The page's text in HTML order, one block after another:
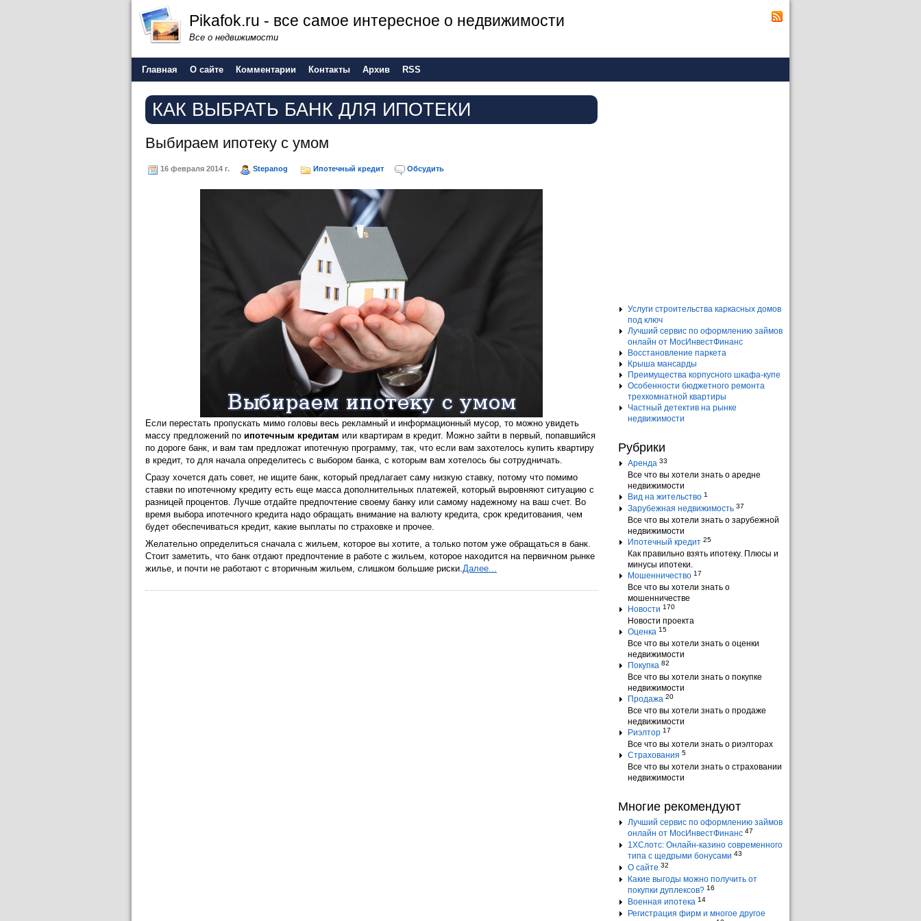
Pikafok.ru - все самое интересное о недвижимости
Все о недвижимости
Главная О сайте Комментарии Контакты Архив RSS
КАК ВЫБРАТЬ БАНК ДЛЯ ИПОТЕКИ
Выбираем ипотеку с умом
16 февраля 2014 г. Stepanog Ипотечный кредит Обсудить
Если перестать пропускать мимо головы весь рекламный и информационный мусор, то можно увидеть
массу предложений по ипотечным кредитам или квартирам в кредит. Можно зайти в первый, попавшийся
по дороге банк, и вам там предложат ипотечную программу, так, что если вам захотелось купить квартиру
в кредит, то для начала определитесь с выбором банка, с которым вам хотелось бы сотрудничать.
Сразу хочется дать совет, не ищите банк, который предлагает саму низкую ставку, потому что помимо
ставки по ипотечному кредиту есть еще масса дополнительных платежей, который выровняют ситуацию с
разницей процентов. Лучше отдайте предпочтение своему банку или самому надежному на ваш счет. Во
время выбора ипотечного кредита надо обращать внимание на валюту кредита, срок кредитования, чем
будет обеспечиваться кредит, какие выплаты по страховке и прочее.
Желательно определиться сначала с жильем, которое вы хотите, а только потом уже обращаться в банк.
Стоит заметить, что банк отдают предпочтение в работе с жильем, которое находится на первичном рынке
жилье, и почти не работают с вторичным жильем, слишком большие риски.Далее...
Услуги строительства каркасных домов
под ключ
Лучший сервис по оформлению займов
онлайн от МосИнвестФинанс
Восстановление паркета
Крыша мансарды
Преимущества корпусного шкафа-купе
Особенности бюджетного ремонта
трехкомнатной квартиры
Частный детектив на рынке
недвижимости
Рубрики
Аренда 33
Все что вы хотели знать о аредне
недвижимости
Вид на жительство 1
Зарубежная недвижимость 37
Все что вы хотели знать о зарубежной
недвижимости
Ипотечный кредит 25
Как правильно взять ипотеку. Плюсы и
минусы ипотеки.
Мошенничество 17
Все что вы хотели знать о
мошенничестве
Новости 170
Новости проекта
Оценка 15
Все что вы хотели знать о оценки
недвижимости
Покупка 82
Все что вы хотели знать о покупке
недвижимости
Продажа 20
Все что вы хотели знать о продаже
недвижимости
Риэлтор 17
Все что вы хотели знать о риэлторах
Страхования 5
Все что вы хотели знать о страховании
недвижимости
Многие рекомендуют
Лучший сервис по оформлению займов
онлайн от МосИнвестФинанс 47
1ХСлотс: Онлайн-казино современного
типа с щедрыми бонусами 43
О сайте 32
Какие выгоды можно получить от
покупки дуплексов? 16
Военная ипотека 14
Регистрация фирм и многое другое